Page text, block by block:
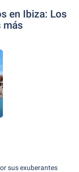
en Ibiza: Los
más
sus exuberantes